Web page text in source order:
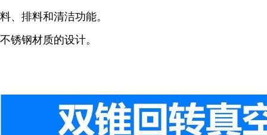
料、排料和清洁功能。
不锈钢材质的设计。